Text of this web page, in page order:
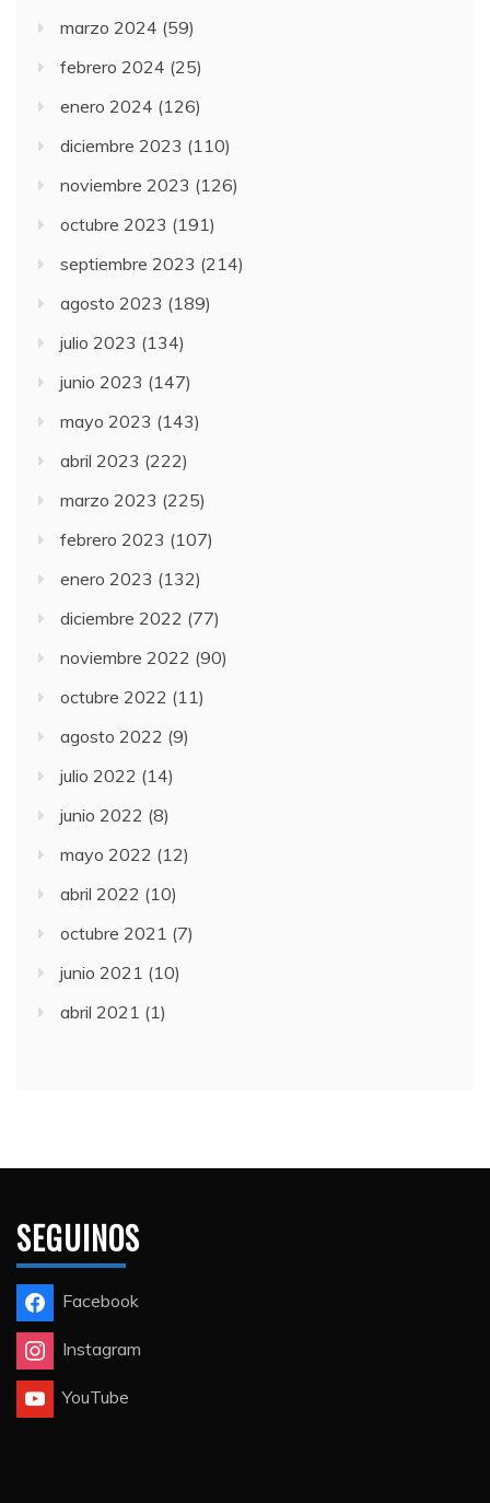
marzo 2024 (59)
febrero 2024 (25)
enero 2024 (126)
diciembre 2023 (110)
noviembre 2023 (126)
octubre 2023 (191)
septiembre 2023 (214)
agosto 2023 (189)
julio 2023 (134)
junio 2023 (147)
mayo 2023 (143)
abril 2023 (222)
marzo 2023 (225)
febrero 2023 (107)
enero 2023 (132)
diciembre 2022 (77)
noviembre 2022 (90)
octubre 2022 (11)
agosto 2022 (9)
julio 2022 (14)
junio 2022 (8)
mayo 2022 (12)
abril 2022 (10)
octubre 2021 (7)
junio 2021 (10)
abril 2021 (1)
SEGUINOS
Facebook
Instagram
YouTube